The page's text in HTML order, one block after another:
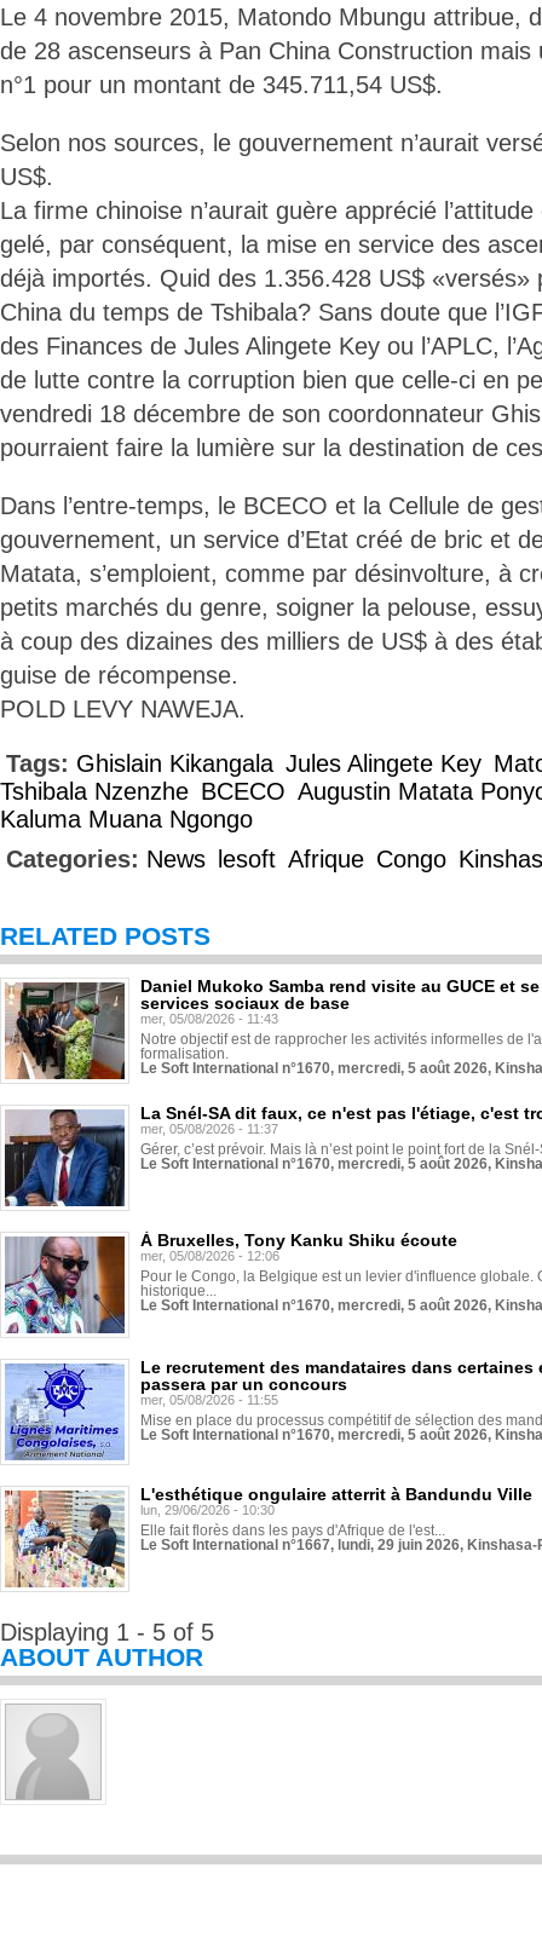
Le 4 novembre 2015, Matondo Mbungu attribue,
de 28 ascenseurs à Pan China Construction mais
n°1 pour un montant de 345.711,54 US$.
Selon nos sources, le gouvernement n’aurait
US$.
La firme chinoise n’aurait guère apprécié
gelé, par conséquent, la mise en service des
déjà importés. Quid des 1.356.428 US$ «versés»
China du temps de Tshibala? Sans doute que
des Finances de Jules Alingete Key ou l’APLC,
de lutte contre la corruption bien que celle-ci en
vendredi 18 décembre de son coordonnateur
pourraient faire la lumière sur la destination de
Dans l’entre-temps, le BCECO et la Cellule de
gouvernement, un service d’Etat créé de bric et
Matata, s’emploient, comme par désinvolture, à
petits marchés du genre, soigner la pelouse,
à coup des dizaines des milliers de US$ à des
guise de récompense.
POLD LEVY NAWEJA.
Tags: Ghislain Kikangala Jules Alingete Key
Tshibala Nzenzhe BCECO Augustin Matata
Kaluma Muana Ngongo
Categories: News lesoft Afrique Congo
RELATED POSTS
Daniel Mukoko Samba rend visite au GUCE et
services sociaux de base
mer, 05/08/2026 - 11:43
Notre objectif est de rapprocher les activités informelles de
formalisation.
Le Soft International n°1670, mercredi, 5 août 2026,
La Snél-SA dit faux, ce n'est pas l'étiage, c'est
mer, 05/08/2026 - 11:37
Gérer, c’est prévoir. Mais là n’est point le point fort de la
Le Soft International n°1670, mercredi, 5 août 2026,
À Bruxelles, Tony Kanku Shiku écoute
mer, 05/08/2026 - 12:06
Pour le Congo, la Belgique est un levier d'influence globale.
historique...
Le Soft International n°1670, mercredi, 5 août 2026,
Le recrutement des mandataires dans
passera par un concours
mer, 05/08/2026 - 11:55
Mise en place du processus compétitif de sélection des
Le Soft International n°1670, mercredi, 5 août 2026,
L'esthétique ongulaire atterrit à Bandundu Ville
lun, 29/06/2026 - 10:30
Elle fait florès dans les pays d'Afrique de l'est...
Le Soft International n°1667, lundi, 29 juin 2026,
Displaying 1 - 5 of 5
ABOUT AUTHOR